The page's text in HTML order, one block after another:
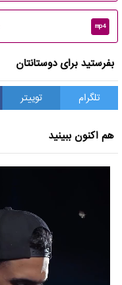
mp4
بفرستید برای دوستانتان
تلگرام توییتر
هم اکنون ببینید